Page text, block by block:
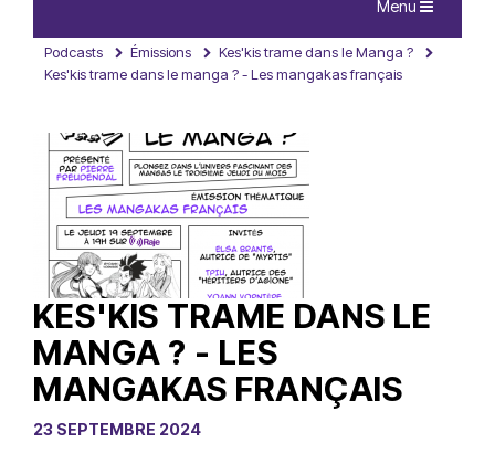
Navigation
Menu
Podcasts Émissions
Kes'kis trame dans le Manga ?
Kes'kis trame dans le manga ? - Les mangakas français
KES'KIS TRAME DANS LE
MANGA ? - LES
MANGAKAS FRANÇAIS
23 SEPTEMBRE 2024